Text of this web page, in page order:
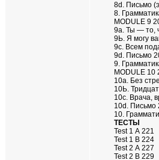
8d. Письмо
8.
MODULE 9
9а. Ты — то,
9Ь. Я могу
9с. Всем
9d. Письмо
9.
MODULE 10
10а. Без
10Ь.
10с. Врача,
10d. Письмо
10.
ТЕСТЫ
Test 1 А 221
Test 1 В 224
Test 2 А 227
Test 2 В 229